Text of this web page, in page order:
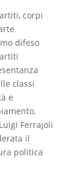
corpi
difeso
classi
e
Ferrajoli
il
politica